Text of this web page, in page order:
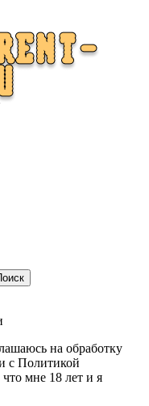
на обработку
с Политикой
мне 18 лет и я